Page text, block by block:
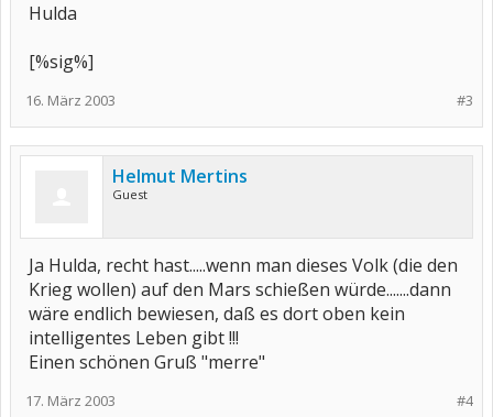
Hulda
[%sig%]
#3
16. März 2003
Helmut Mertins
Guest
Ja Hulda, recht hast.....wenn man dieses Volk (die den
Krieg wollen) auf den Mars schießen würde.......dann
wäre endlich bewiesen, daß es dort oben kein
intelligentes Leben gibt !!!
Einen schönen Gruß "merre"
#4
17. März 2003